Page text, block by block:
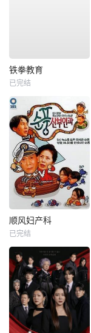
铁拳教育
已完结
顺风妇产科
已完结